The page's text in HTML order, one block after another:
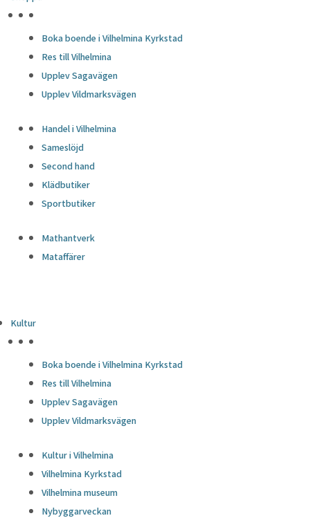
Boka boende i Vilhelmina Kyrkstad
Res till Vilhelmina
Upplev Sagavägen
Upplev Vildmarksvägen
Handel i Vilhelmina
Sameslöjd
Second hand
Klädbutiker
Sportbutiker
Mathantverk
Mataffärer
Kultur
Boka boende i Vilhelmina Kyrkstad
Res till Vilhelmina
Upplev Sagavägen
Upplev Vildmarksvägen
Kultur i Vilhelmina
Vilhelmina Kyrkstad
Vilhelmina museum
Nybyggarveckan